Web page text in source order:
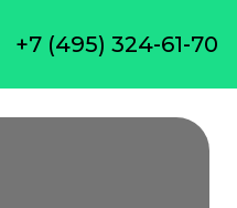
+7 (495) 324-61-70